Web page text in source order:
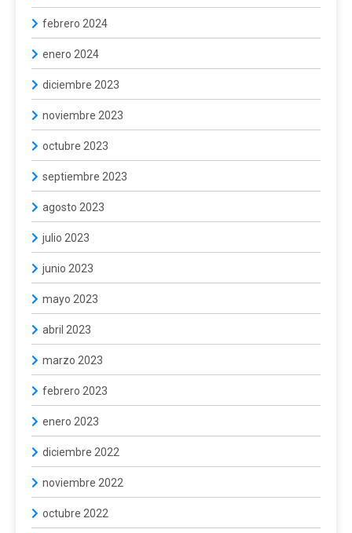
febrero 2024
enero 2024
diciembre 2023
noviembre 2023
octubre 2023
septiembre 2023
agosto 2023
julio 2023
junio 2023
mayo 2023
abril 2023
marzo 2023
febrero 2023
enero 2023
diciembre 2022
noviembre 2022
octubre 2022